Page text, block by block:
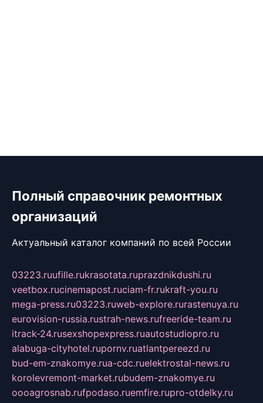
Полный справочник ремонтных
организаций
Актуальный каталог компаний по всей России
03223.ruufille.rukrasotata.ruprazdnikdushi.ru
veetbox.rucinemapost.ruciam-fr.rukraft-you.ru
mega-press.ru03223.ruweb-explore.rurastenuya.ru
eurovision-russia.rustrah-news.rufreeride-team.ru
itrack-24.rusexshopexpress.ruautostudiopro.ru
alabuga-cityhotel.rupornv.ruatlantpereezd.ru
bud-em-znakomye.rua-cdc.ruelektrostal-news.ru
korolevremont-market.rubudem-znakomye.ru
oooagrosnab.rufpodaso.ruemfire.rupro-otdelky.ru